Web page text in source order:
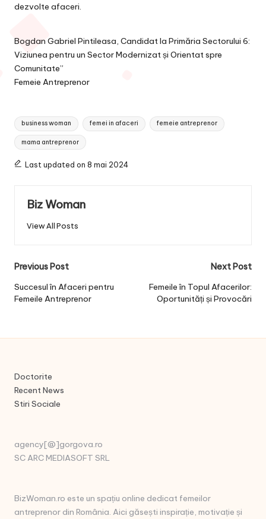
dezvolte afaceri.
Bogdan Gabriel Pintileasa, Candidat la Primăria Sectorului 6:
Viziunea pentru un Sector Modernizat și Orientat spre
Comunitate”
Femeie Antreprenor
Tags:
business woman femei in afaceri femeie antreprenor
mama antreprenor
Last updated on 8 mai 2024
Biz Woman
View All Posts
Post
navigation
Previous Post
Succesul în Afaceri pentru
Femeile Antreprenor
Next Post
Femeile în Topul Afacerilor:
Oportunități și Provocări
Doctorite
Recent News
Stiri Sociale
agency[@]gorgova.ro
SC ARC MEDIASOFT SRL
BizWoman.ro este un spațiu online dedicat femeilor
antreprenor din România. Aici găsești inspirație, motivație și